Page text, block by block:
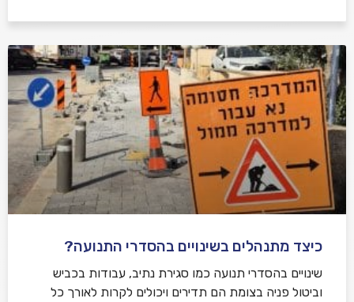
כיצד מתנהלים בשינויים בהסדרי התנועה?
שינויים בהסדרי תנועה כמו סגירת נתיב, עבודות בכביש
וביטול פניה בצומת הם תדירים ויכולים לקרות לאורך כל